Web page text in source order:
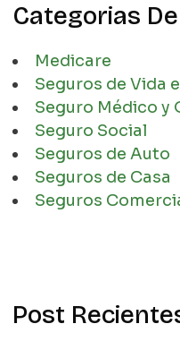
Categorias
Medicare
Seguros de Vida
Seguro Médico y
Seguro Social
Seguros de Auto
Seguros de Casa
Seguros
Post